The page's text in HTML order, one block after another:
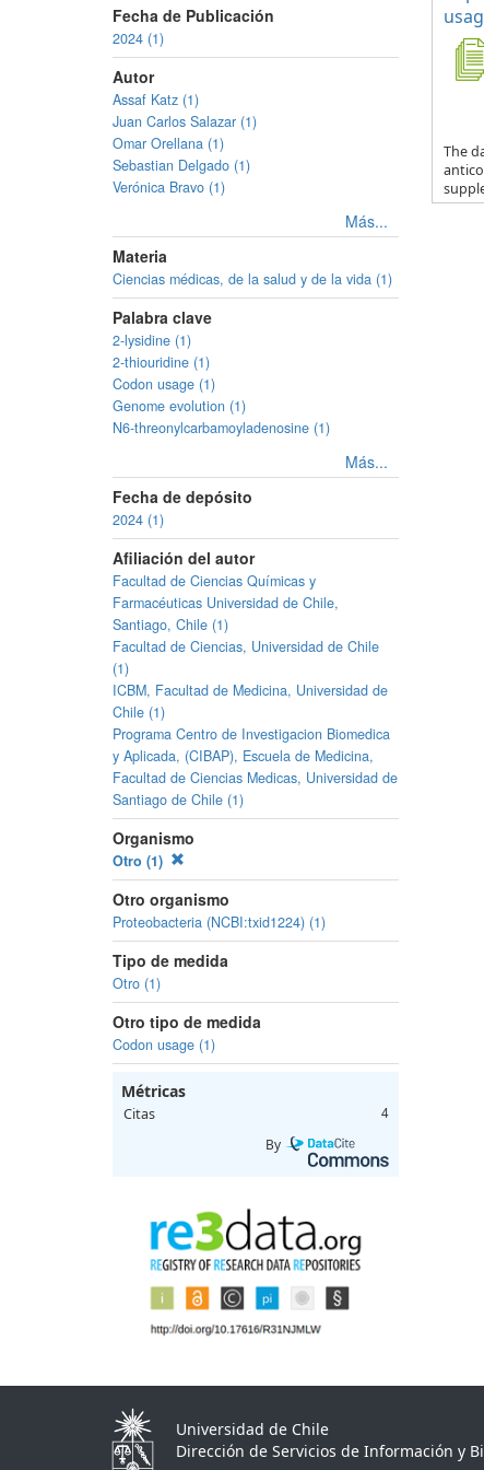
Fecha de Publicación
2024 (1)
Autor
Assaf Katz (1)
Juan Carlos Salazar (1)
Omar Orellana (1)
Sebastian Delgado (1)
Verónica Bravo (1)
Más...
Materia
Ciencias médicas, de la salud y de la vida (1)
Palabra clave
2-lysidine (1)
2-thiouridine (1)
Codon usage (1)
Genome evolution (1)
N6-threonylcarbamoyladenosine (1)
Más...
Fecha de depósito
2024 (1)
Afiliación del autor
Facultad de Ciencias Químicas y
Farmacéuticas Universidad de Chile,
Santiago, Chile (1)
Facultad de Ciencias, Universidad de Chile
(1)
ICBM, Facultad de Medicina, Universidad de
Chile (1)
Programa Centro de Investigacion Biomedica
y Aplicada, (CIBAP), Escuela de Medicina,
Facultad de Ciencias Medicas, Universidad de
Santiago de Chile (1)
Organismo
Otro (1)
Otro organismo
Proteobacteria (NCBI:txid1224) (1)
Tipo de medida
Otro (1)
Otro tipo de medida
Codon usage (1)
Métricas
Citas 4
By
The
Universidad de Chile
Dirección de Servicios de Información y